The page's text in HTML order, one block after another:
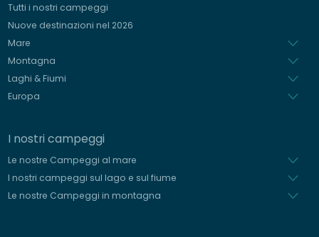
Spagnolo
Tutti i nostri campeggi
Nuove destinazioni nel 2026
Mare
Montagna
Laghi & Fiumi
Europa
I nostri campeggi
Le nostre Campeggi al mare
I nostri campeggi sul lago e sul fiume
Le nostre Campeggi in montagna